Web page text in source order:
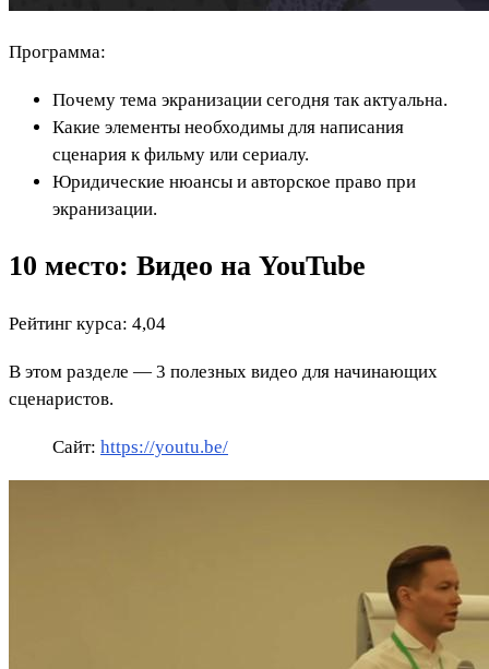
Программа:
Почему тема экранизации сегодня так актуальна.
Какие элементы необходимы для написания
сценария к фильму или сериалу.
Юридические нюансы и авторское право при
экранизации.
10 место: Видео на YouTube
Рейтинг курса: 4,04
В этом разделе — 3 полезных видео для начинающих
сценаристов.
Сайт: https://youtu.be/